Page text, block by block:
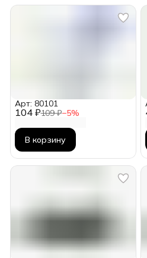
104 ₽109 ₽−5%
Арт: 80101
В корзину